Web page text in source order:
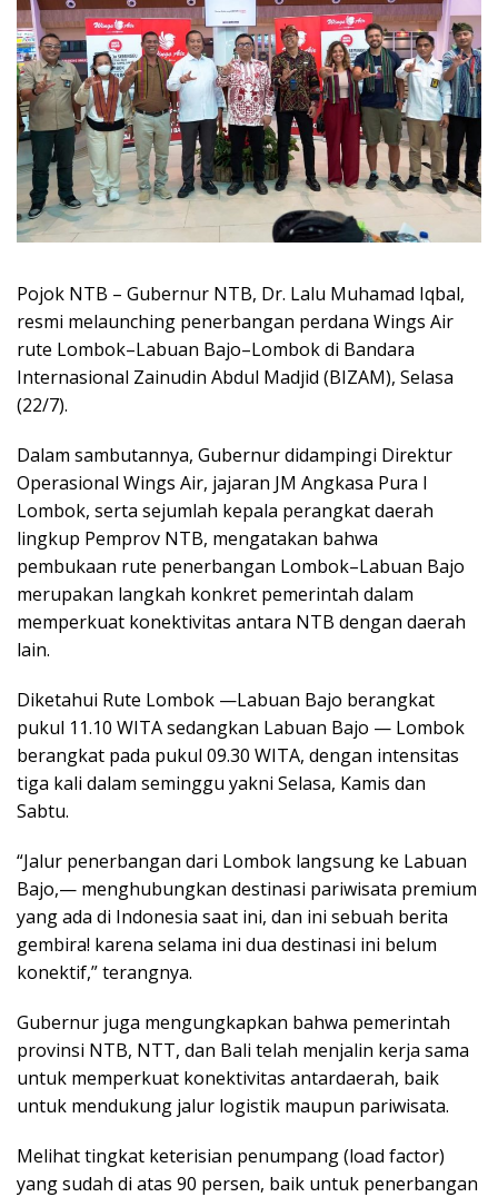
Pojok NTB – Gubernur NTB, Dr. Lalu Muhamad Iqbal,
resmi melaunching penerbangan perdana Wings Air
rute Lombok–Labuan Bajo–Lombok di Bandara
Internasional Zainudin Abdul Madjid (BIZAM), Selasa
(22/7).
Dalam sambutannya, Gubernur didampingi Direktur
Operasional Wings Air, jajaran JM Angkasa Pura I
Lombok, serta sejumlah kepala perangkat daerah
lingkup Pemprov NTB, mengatakan bahwa
pembukaan rute penerbangan Lombok–Labuan Bajo
merupakan langkah konkret pemerintah dalam
memperkuat konektivitas antara NTB dengan daerah
lain.
Diketahui Rute Lombok —Labuan Bajo berangkat
pukul 11.10 WITA sedangkan Labuan Bajo — Lombok
berangkat pada pukul 09.30 WITA, dengan intensitas
tiga kali dalam seminggu yakni Selasa, Kamis dan
Sabtu.
“Jalur penerbangan dari Lombok langsung ke Labuan
Bajo,— menghubungkan destinasi pariwisata premium
yang ada di Indonesia saat ini, dan ini sebuah berita
gembira! karena selama ini dua destinasi ini belum
konektif,” terangnya.
Gubernur juga mengungkapkan bahwa pemerintah
provinsi NTB, NTT, dan Bali telah menjalin kerja sama
untuk memperkuat konektivitas antardaerah, baik
untuk mendukung jalur logistik maupun pariwisata.
Melihat tingkat keterisian penumpang (load factor)
yang sudah di atas 90 persen, baik untuk penerbangan